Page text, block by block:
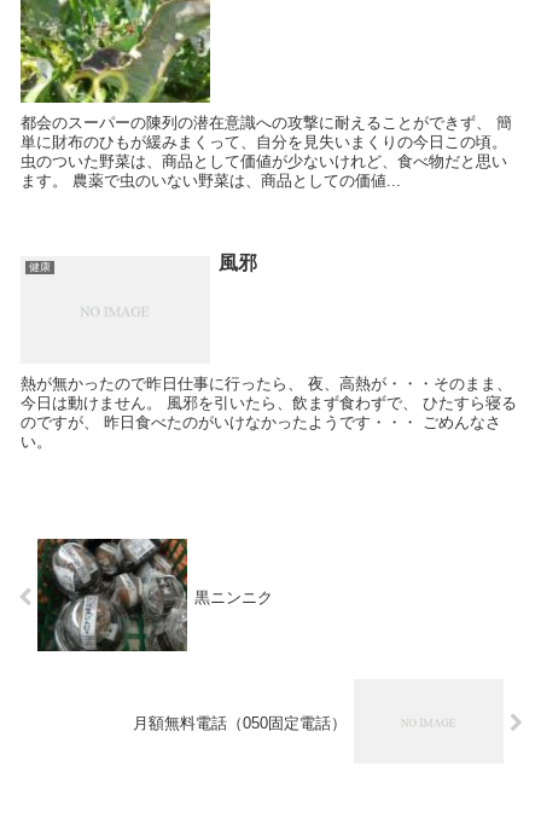
都会のスーパーの陳列の潜在意識への攻撃に耐えることができず、 簡
単に財布のひもが緩みまくって、自分を見失いまくりの今日この頃。
虫のついた野菜は、商品として価値が少ないけれど、食べ物だと思い
ます。 農薬で虫のいない野菜は、商品としての価値...
健康 風邪
熱が無かったので昨日仕事に行ったら、 夜、高熱が・・・そのまま、
今日は動けません。 風邪を引いたら、飲まず食わずで、 ひたすら寝る
のですが、 昨日食べたのがいけなかったようです・・・ ごめんなさ
い。
黒ニンニク
月額無料電話（050固定電話）